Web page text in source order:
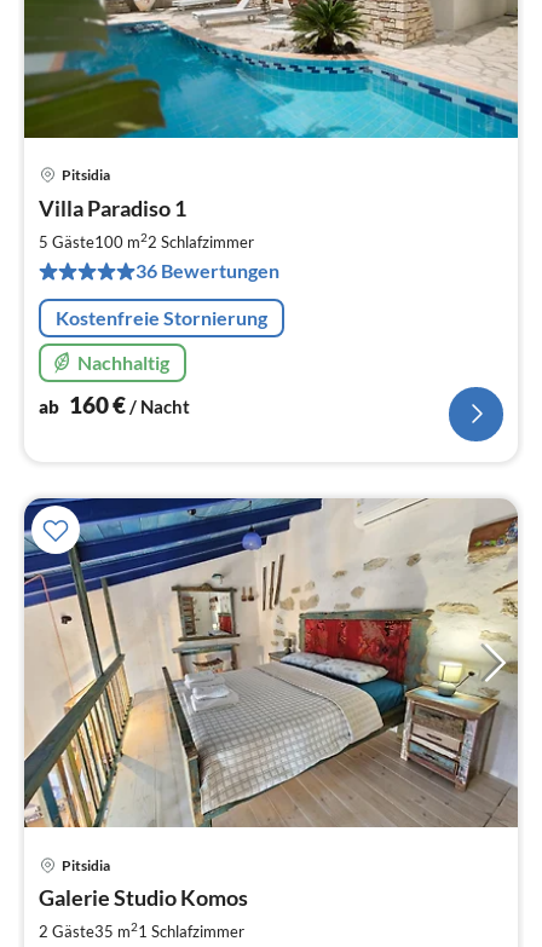
Pitsidia
Villa Paradiso 1
5 Gäste100 m22 Schlafzimmer
36 Bewertungen
Kostenfreie Stornierung
Nachhaltig
ab 160€/ Nacht
Pitsidia
Galerie Studio Komos
2 Gäste35 m21 Schlafzimmer